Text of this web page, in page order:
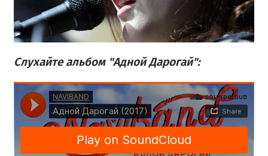
Слухайте альбом "Адной Дарогай":